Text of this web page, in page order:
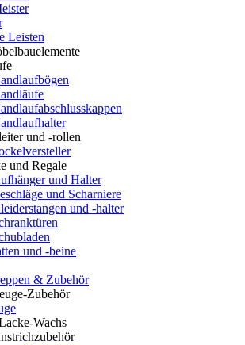
Leisten
und -rollen
und Regale
und Halter
und Scharniere
und -halter
und -beine
& Zubehör
Zubehör
Wachs